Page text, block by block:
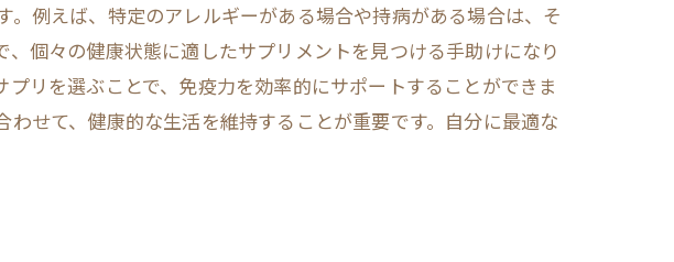
例えば、特定のアレルギーがある場合や持病がある場合は、そ
個々の健康状態に適したサプリメントを見つける手助けになり
リを選ぶことで、免疫力を効率的にサポートすることができま
せて、健康的な生活を維持することが重要です。自分に最適な